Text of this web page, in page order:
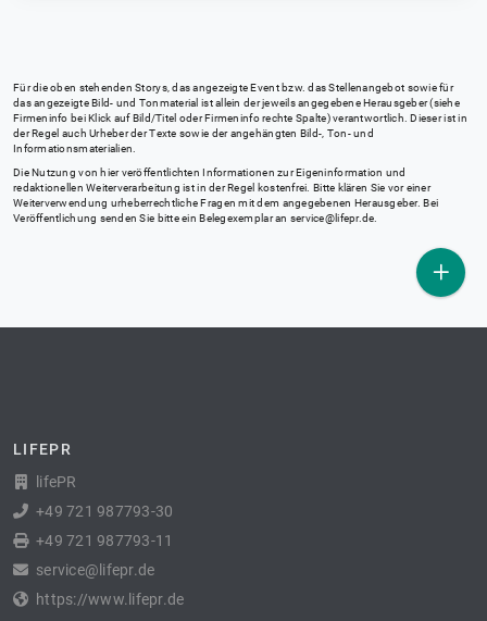
Für die oben stehenden Storys, das angezeigte Event bzw. das Stellenangebot sowie für
das angezeigte Bild- und Tonmaterial ist allein der jeweils angegebene Herausgeber (siehe
Firmeninfo bei Klick auf Bild/Titel oder Firmeninfo rechte Spalte) verantwortlich. Dieser ist in
der Regel auch Urheber der Texte sowie der angehängten Bild-, Ton- und
Informationsmaterialien.
Die Nutzung von hier veröffentlichten Informationen zur Eigeninformation und
redaktionellen Weiterverarbeitung ist in der Regel kostenfrei. Bitte klären Sie vor einer
Weiterverwendung urheberrechtliche Fragen mit dem angegebenen Herausgeber. Bei
Veröffentlichung senden Sie bitte ein Belegexemplar an service@lifepr.de
LIFEPR
lifePR
+49 721 987793-30
+49 721 987793-11
service@lifepr.de
https://www.lifepr.de